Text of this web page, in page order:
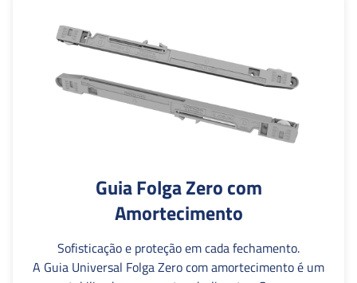
Guia Folga Zero com
Amortecimento
Sofisticação e proteção em cada fechamento.
A Guia Universal Folga Zero com amortecimento é um